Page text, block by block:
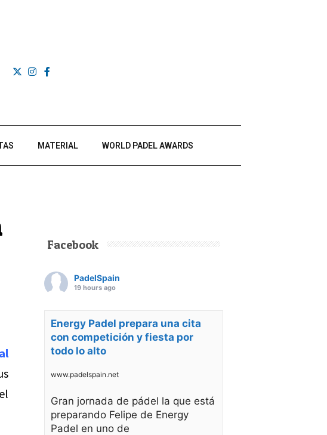
MATERIAL WORLD PADEL AWARDS
Facebook
PadelSpain
19 hours ago
Energy Padel prepara una cita
con competición y fiesta por
todo lo alto
www.padelspain.net
Gran jornada de pádel la que está
preparando Felipe de Energy
Padel en uno de